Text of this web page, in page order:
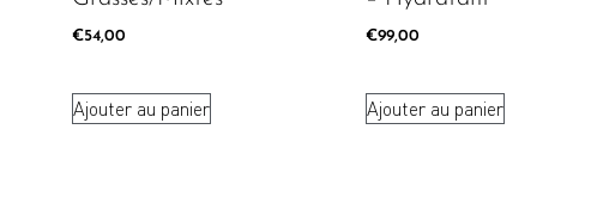
€54,00
Ajouter au panier
€99,00
Ajouter au panier